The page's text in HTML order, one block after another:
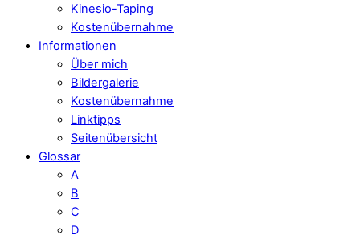
Kinesio-Taping
Kostenübernahme
Informationen
Über mich
Bildergalerie
Kostenübernahme
Linktipps
Seitenübersicht
Glossar
A
B
C
D